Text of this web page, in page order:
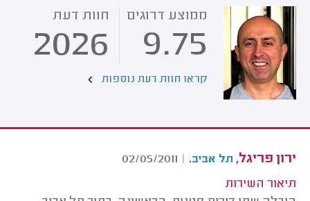
ממוצע דרוגים
9.75
חוות דעת
2026
קראו חוות דעת נוספות
ירון פריגל, תל אביב.
|
02/05/2011
תיאור השירות